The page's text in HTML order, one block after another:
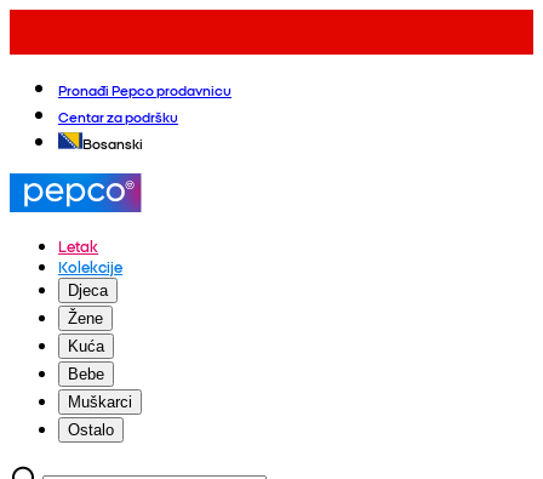
Pronađi Pepco prodavnicu
Centar za podršku
Bosanski
Letak
Kolekcije
Djeca
Žene
Kuća
Bebe
Muškarci
Ostalo